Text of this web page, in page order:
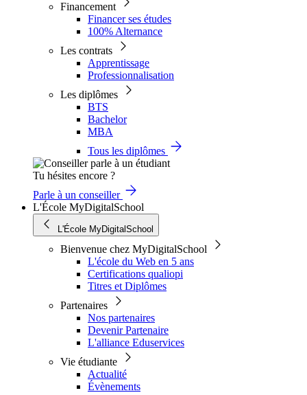
Financement
Financer ses études
100% Alternance
Les contrats
Apprentissage
Professionnalisation
Les diplômes
BTS
Bachelor
MBA
Tous les diplômes
Tu hésites encore ?
Parle à un conseiller
L'École MyDigitalSchool
L'École MyDigitalSchool
Bienvenue chez MyDigitalSchool
L'école du Web en 5 ans
Certifications qualiopi
Titres et Diplômes
Partenaires
Nos partenaires
Devenir Partenaire
L'alliance Eduservices
Vie étudiante
Actualité
Évènements